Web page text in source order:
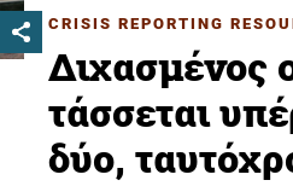
CRISIS REPORTING
Διχασμένος
τάσσεται
δύο,